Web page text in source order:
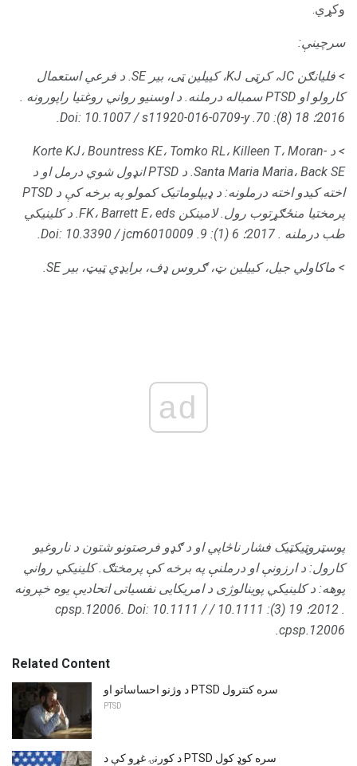
وکړي.
سرچینې:
> فلیانګن JC، کرټی KJ، کییلین ټی، بیر SE.
د فرعي استعمال
کارولو او PTSD سمباله درملنه.
د اوسنیو رواني روغتیا راپورونه .
2016؛ 18 (8): 70.
Doi: 10.1007 / s11920-016-0709-y.
> د Korte KJ، Bountress KE، Tomko RL، Killeen T، Moran-
Santa Maria Maria، Back SE.
د PTSD انډول شوي درمل او د
اخته کیدو اخته درملونه: د ډیپلوماتیک کمولو په برخه کې د PTSD
پرمختیا منځګړتوب رول. لامینکن FK، Barrett E، eds.
د کلینیکي
طب درملنه . 2017؛ 6 (1): 9. Doi: 10.3390 / jcm6010009.
> ماکاولي جیل، کییلین ټ، ګروس ډف، برایډي ټیټ، بیر SE.
ad
پوسټروټیکټیک فشار ناڅاپي او د ګډو فرصتونو شتون د ناروغیو
کارول: د ارزونې او درملنې په برخه کې پرمختګ. کلینیکي رواني
پوهه: د کلینیکي پوینالوژی د امریکایی نفسیاتی اتحادیې یوه خپرونه
. 2012؛ 19 (3): 10.1111 / cpsp.12006.
Doi: 10.1111 /
cpsp.12006.
Related Content
د وژنو احساساتو او PTSD سره کنترول
PTSD
د کورنۍ غړو کې د PTSD سره کوډ کول